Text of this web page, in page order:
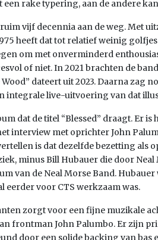
een rake typering, aan de andere
vijf decennia aan de weg. Met
heeft dat tot relatief weinig
om met onverminderd
of niet. In 2021 brachten de band
dateert uit 2023. Daarna zag
integrale live-uitvoering van dat
dat de titel “Blessed” draagt. Er
interview met oprichter John
is dat dezelfde bezetting als
minus Bill Hubauer die door
van de Neal Morse Band.
eerder voor CTS werkzaam was.
zorgt voor een fijne muzikale
frontman John Palumbo. Er zijn
door een solide backing van bas